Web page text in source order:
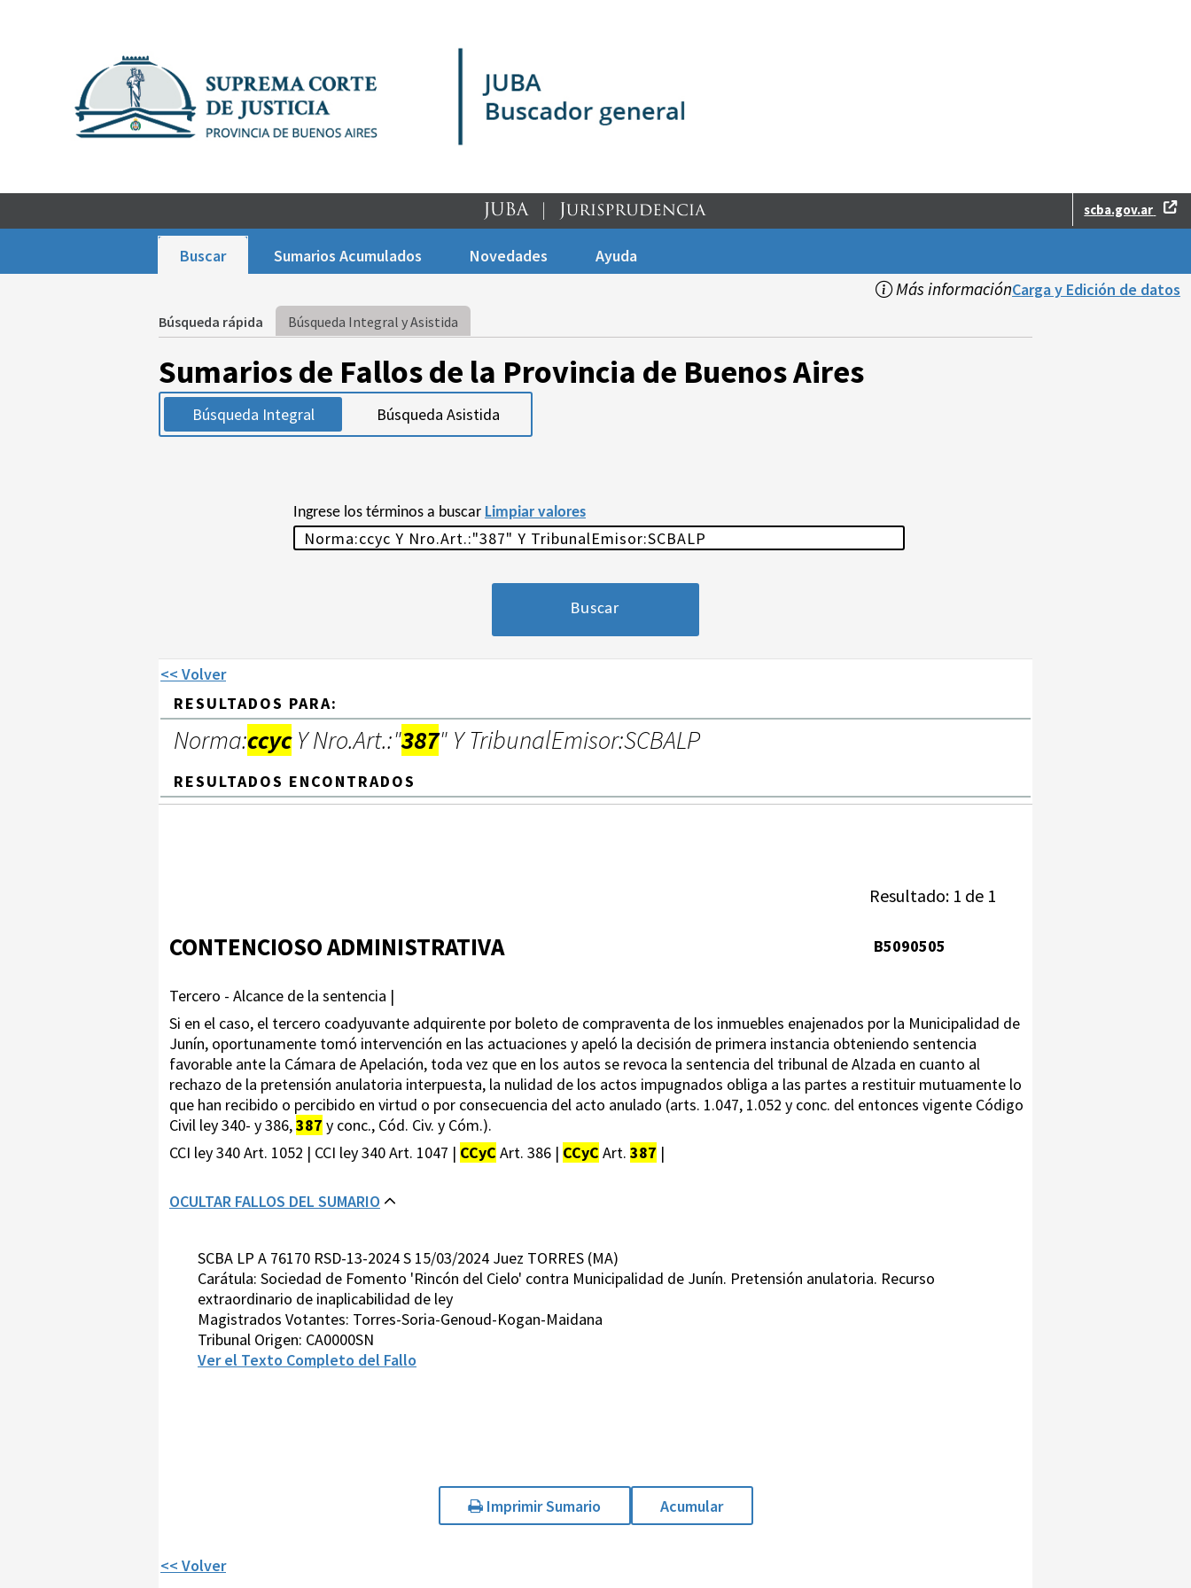
scba.gov.ar
Buscar Sumarios Acumulados Novedades Ayuda
Más informaciónCarga y Edición de datos
Búsqueda rápida Búsqueda Integral y Asistida
Sumarios de Fallos de la Provincia de Buenos Aires
Búsqueda Integral Búsqueda Asistida
Ingrese los términos a buscar Limpiar valores
<< Volver
RESULTADOS PARA:
Norma:ccycY Nro.Art.:"387" Y TribunalEmisor:SCBALP
RESULTADOS ENCONTRADOS
Resultado: 1 de 1
CONTENCIOSO ADMINISTRATIVA B5090505
Tercero - Alcance de la sentencia |
Si en el caso, el tercero coadyuvante adquirente por boleto de compraventa de los inmuebles enajenados por la Municipalidad de
Junín, oportunamente tomó intervención en las actuaciones y apeló la decisión de primera instancia obteniendo sentencia
favorable ante la Cámara de Apelación, toda vez que en los autos se revoca la sentencia del tribunal de Alzada en cuanto al
rechazo de la pretensión anulatoria interpuesta, la nulidad de los actos impugnados obliga a las partes a restituir mutuamente lo
que han recibido o percibido en virtud o por consecuencia del acto anulado (arts. 1.047, 1.052 y conc. del entonces vigente Código
Civil ley 340- y 386,387 y conc., Cód. Civ. y Cóm.).
CCI ley 340 Art. 1052 | CCI ley 340 Art. 1047 | CCyC Art. 386 | CCyC Art. 387 |
OCULTAR FALLOS DEL SUMARIO
SCBA LP A 76170 RSD-13-2024 S 15/03/2024 Juez TORRES (MA)
Carátula: Sociedad de Fomento 'Rincón del Cielo' contra Municipalidad de Junín. Pretensión anulatoria. Recurso
extraordinario de inaplicabilidad de ley
Magistrados Votantes: Torres-Soria-Genoud-Kogan-Maidana
Tribunal Origen: CA0000SN
Ver el Texto Completo del Fallo
Imprimir Sumario Acumular
<< Volver